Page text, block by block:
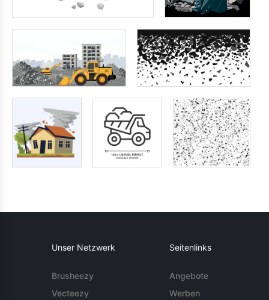
Unser Netzwerk
Brusheezy
Vecteezy
Seitenlinks
Angebote
Werben